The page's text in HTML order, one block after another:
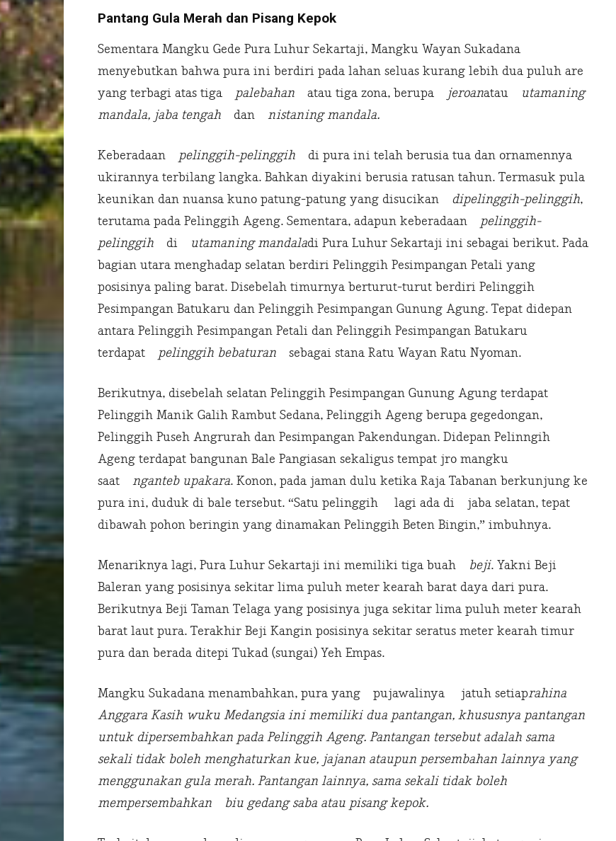
Pantang Gula Merah dan Pisang Kepok
Sementara Mangku Gede Pura Luhur Sekartaji, Mangku Wayan Sukadana
menyebutkan bahwa pura ini berdiri pada lahan seluas kurang lebih dua puluh are
yang terbagi atas tiga palebahan atau tiga zona, berupa jeroanatau utamaning
mandala, jaba tengah dan nistaning mandala.
Keberadaan pelinggih-pelinggih di pura ini telah berusia tua dan ornamennya
ukirannya terbilang langka. Bahkan diyakini berusia ratusan tahun. Termasuk pula
keunikan dan nuansa kuno patung-patung yang disucikan dipelinggih-pelinggih,
terutama pada Pelinggih Ageng. Sementara, adapun keberadaan pelinggih-
pelinggih di utamaning mandaladi Pura Luhur Sekartaji ini sebagai berikut. Pada
bagian utara menghadap selatan berdiri Pelinggih Pesimpangan Petali yang
posisinya paling barat. Disebelah timurnya berturut-turut berdiri Pelinggih
Pesimpangan Batukaru dan Pelinggih Pesimpangan Gunung Agung. Tepat didepan
antara Pelinggih Pesimpangan Petali dan Pelinggih Pesimpangan Batukaru
terdapat pelinggih bebaturan sebagai stana Ratu Wayan Ratu Nyoman.
Berikutnya, disebelah selatan Pelinggih Pesimpangan Gunung Agung terdapat
Pelinggih Manik Galih Rambut Sedana, Pelinggih Ageng berupa gegedongan,
Pelinggih Puseh Angrurah dan Pesimpangan Pakendungan. Didepan Pelinngih
Ageng terdapat bangunan Bale Pangiasan sekaligus tempat jro mangku
saat nganteb upakara. Konon, pada jaman dulu ketika Raja Tabanan berkunjung ke
pura ini, duduk di bale tersebut. “Satu pelinggih lagi ada di jaba selatan, tepat
dibawah pohon beringin yang dinamakan Pelinggih Beten Bingin,” imbuhnya.
Menariknya lagi, Pura Luhur Sekartaji ini memiliki tiga buah beji. Yakni Beji
Baleran yang posisinya sekitar lima puluh meter kearah barat daya dari pura.
Berikutnya Beji Taman Telaga yang posisinya juga sekitar lima puluh meter kearah
barat laut pura. Terakhir Beji Kangin posisinya sekitar seratus meter kearah timur
pura dan berada ditepi Tukad (sungai) Yeh Empas.
Mangku Sukadana menambahkan, pura yang pujawalinya jatuh setiaprahina
Anggara Kasih wuku Medangsia ini memiliki dua pantangan, khususnya pantangan
untuk dipersembahkan pada Pelinggih Ageng. Pantangan tersebut adalah sama
sekali tidak boleh menghaturkan kue, jajanan ataupun persembahan lainnya yang
menggunakan gula merah. Pantangan lainnya, sama sekali tidak boleh
mempersembahkan biu gedang saba atau pisang kepok.